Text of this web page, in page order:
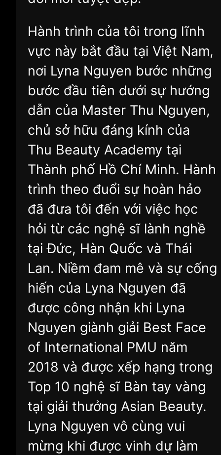
Hành trình của tôi trong lĩnh
vực này bắt đầu tại Việt Nam,
nơi Lyna Nguyen bước những
bước đầu tiên dưới sự hướng
dẫn của Master Thu Nguyen,
chủ sở hữu đáng kính của
Thu Beauty Academy tại
Thành phố Hồ Chí Minh. Hành
trình theo đuổi sự hoàn hảo
đã đưa tôi đến với việc học
hỏi từ các nghệ sĩ lành nghề
tại Đức, Hàn Quốc và Thái
Lan. Niềm đam mê và sự cống
hiến của Lyna Nguyen đã
được công nhận khi Lyna
Nguyen giành giải Best Face
of International PMU năm
2018 và được xếp hạng trong
Top 10 nghệ sĩ Bàn tay vàng
tại giải thưởng Asian Beauty.
Lyna Nguyen vô cùng vui
mừng khi được vinh dự làm